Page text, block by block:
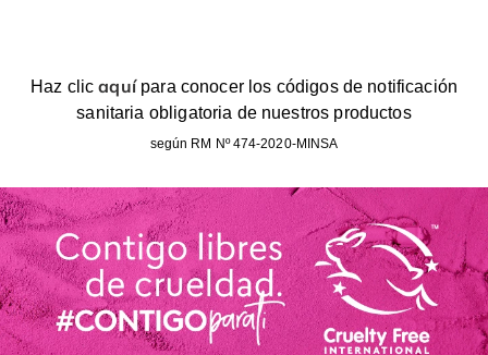
Haz clicaquípara conocer los códigos de notificación
sanitaria obligatoria de nuestros productos
según RM Nº 474-2020-MINSA